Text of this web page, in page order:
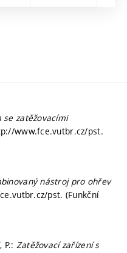
se zatěžovacími
www.fce.vutbr.cz/pst.
nástroj pro ohřev
pst. (Funkční
P.: Zatěžovací zařízení s